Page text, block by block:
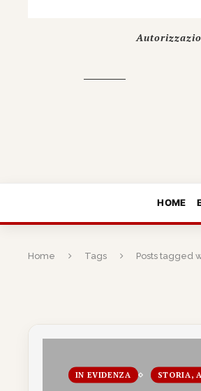
HOME
Home Tags Posts tagged
IN EVIDENZA STORIA,